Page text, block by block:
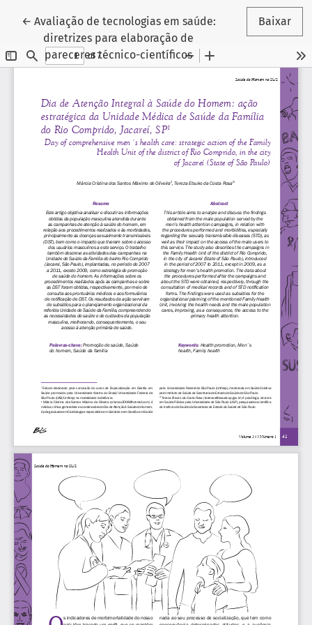
← Voltar aos Detalhes do Artigo
Avaliação de tecnologias em saúde:
diretrizes para elaboração de
pareceres técnico-científicos
Baixar